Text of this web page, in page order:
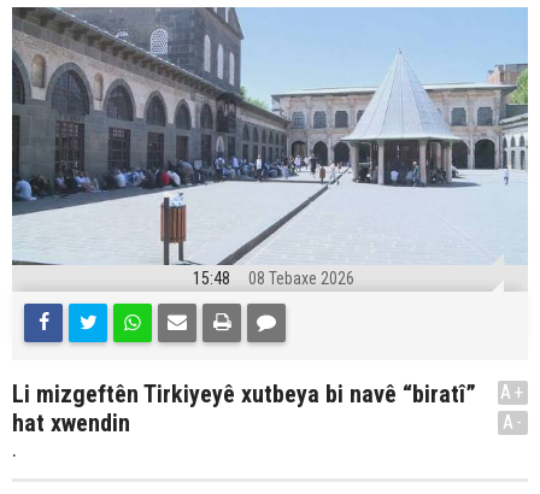
15:48 08 Tebaxe 2026
Li mizgeftên Tirkiyeyê xutbeya bi navê “biratî”
hat xwendin
.
A+
A-